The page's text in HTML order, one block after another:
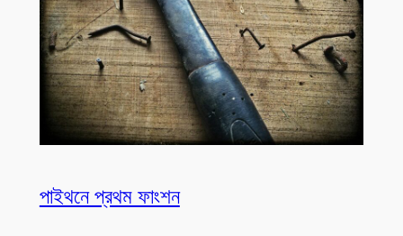
পাইথনে প্রথম ফাংশন